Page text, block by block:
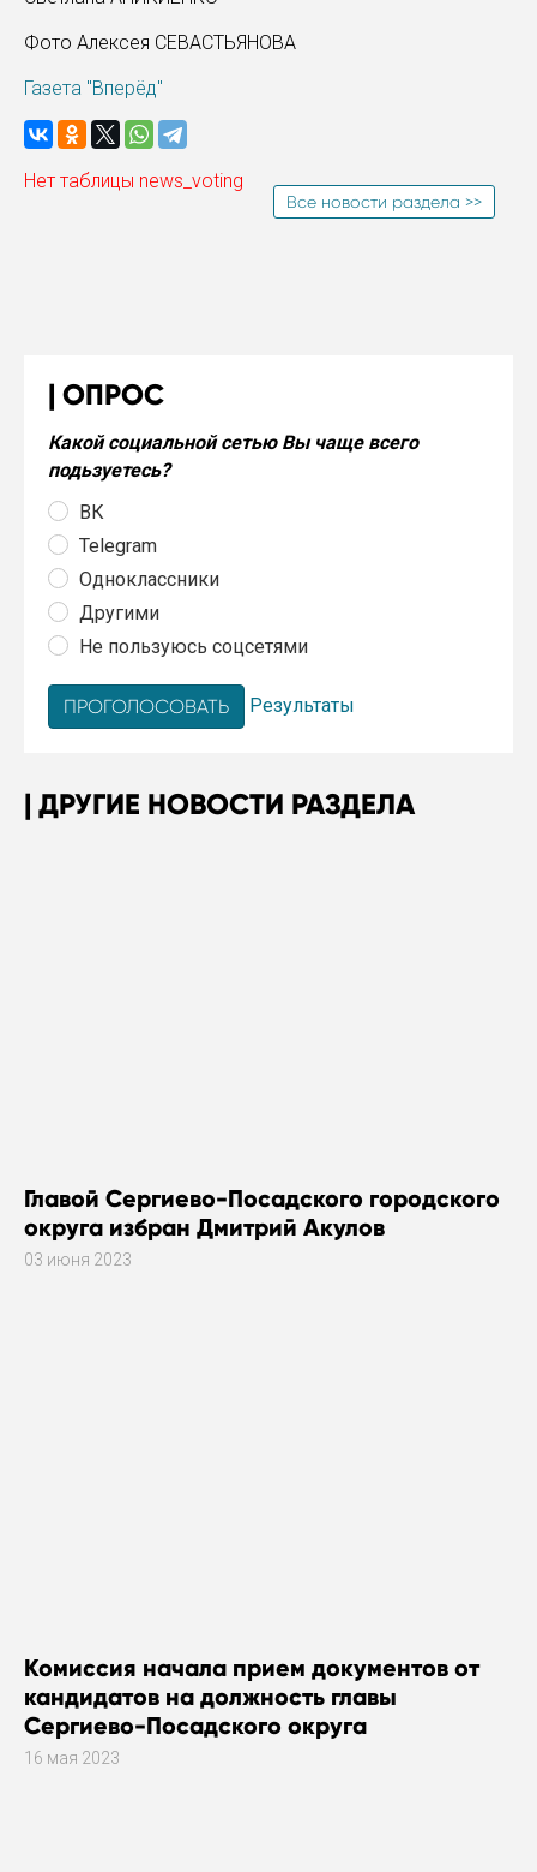
Фото Алексея СЕВАСТЬЯНОВА
Газета "Вперёд"
Нет таблицы news_voting
Все новости раздела >>
ОПРОС
Какой социальной сетью Вы чаще всего
подьзуетесь?
ВК
Telegram
Одноклассники
Другими
Не пользуюсь соцсетями
Результаты
ДРУГИЕ НОВОСТИ РАЗДЕЛА
Главой Сергиево-Посадского городского
округа избран Дмитрий Акулов
03 июня 2023
Комиссия начала прием документов от
кандидатов на должность главы
Сергиево-Посадского округа
16 мая 2023